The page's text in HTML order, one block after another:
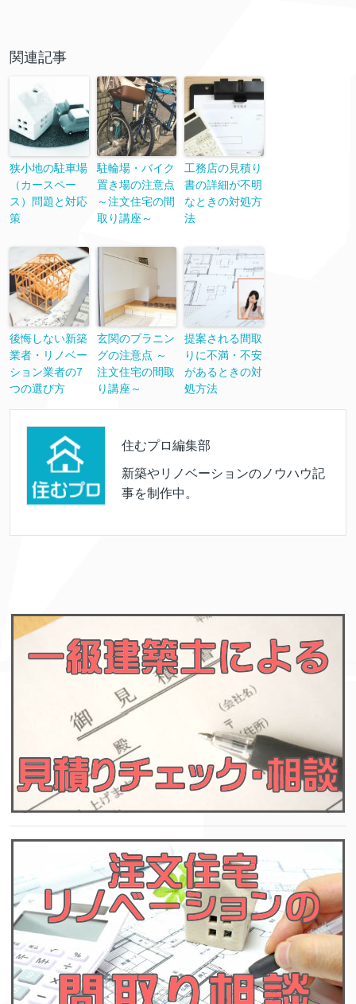
関連記事
狭小地の駐車場
（カースペー
ス）問題と対応
策
駐輪場・バイク
置き場の注意点
～注文住宅の間
取り講座～
工務店の見積り
書の詳細が不明
なときの対処方
法
後悔しない新築
業者・リノベー
ション業者の7
つの選び方
玄関のプラニン
グの注意点 ～
注文住宅の間取
り講座～
提案される間取
りに不満・不安
があるときの対
処方法
住むプロ編集部
新築やリノベーションのノウハウ記
事を制作中。